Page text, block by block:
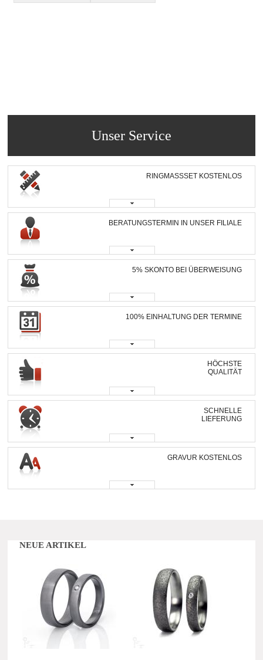
Unser Service
RINGMASSSET KOSTENLOS
BERATUNGSTERMIN IN UNSER FILIALE
5% SKONTO BEI ÜBERWEISUNG
100% EINHALTUNG DER TERMINE
HÖCHSTE
QUALITÄT
SCHNELLE
LIEFERUNG
GRAVUR KOSTENLOS
NEUE ARTIKEL